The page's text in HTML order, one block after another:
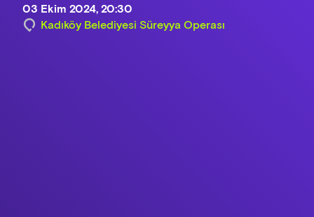
03 Ekim 2024, 20:30
Kadıköy Belediyesi Süreyya Operası